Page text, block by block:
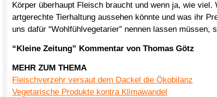
Körper überhaupt Fleisch braucht und wenn ja, wie viel.
artgerechte Tierhaltung aussehen könnte und was ihr
uns dafür “Wohlfühlvegetarier” nennen lassen müssen,
“Kleine Zeitung” Kommentar von Thomas Götz
MEHR ZUM THEMA
Fleischverzehr versaut dem Dackel die Ökobilanz
Vegetarische Produkte kontra Klimawandel